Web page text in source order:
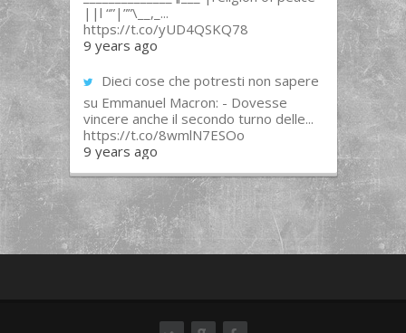
||l “”|””\__,_...
https://t.co/yUD4QSKQ78
9 years ago
Dieci cose che potresti non sapere
su Emmanuel Macron: - Dovesse
vincere anche il secondo turno delle...
https://t.co/8wmlN7ESOo
9 years ago